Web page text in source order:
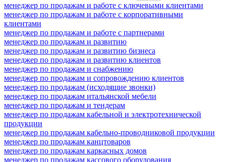
менеджер по продажам и работе с ключевыми клиентами
менеджер по продажам и работе с корпоративными
клиентами
менеджер по продажам и работе с партнерами
менеджер по продажам и развитию
менеджер по продажам и развитию бизнеса
менеджер по продажам и развитию клиентов
менеджер по продажам и снабжению
менеджер по продажам и сопровождению клиентов
менеджер по продажам (исходящие звонки)
менеджер по продажам итальянской мебели
менеджер по продажам и тендерам
менеджер по продажам кабельной и электротехнической
продукции
менеджер по продажам кабельно-проводниковой продукции
менеджер по продажам канцтоваров
менеджер по продажам каркасных домов
менеджер по продажам кассового оборудования